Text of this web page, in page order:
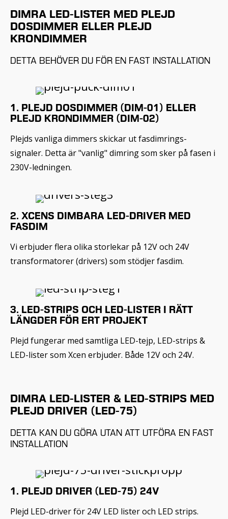
DIMRA LED-LISTER MED PLEJD
DOSDIMMER ELLER PLEJD
KRONDIMMER
DETTA BEHÖVER DU FÖR EN FAST INSTALLATION
1. PLEJD DOSDIMMER (DIM-01) ELLER
PLEJD KRONDIMMER (DIM-02)
Plejds vanliga dimmers skickar ut fasdimrings-
signaler. Detta är "vanlig" dimring som sker på fasen i
230V-ledningen.
2. XCENS DIMBARA LED-DRIVER MED
FASDIM
Vi erbjuder flera olika storlekar på 12V och 24V
transformatorer (drivers) som stödjer fasdim.
3. LED-STRIPS OCH LED-LISTER I RÄTT
LÄNGDER FÖR ERT PROJEKT
Plejd fungerar med samtliga LED-tejp, LED-strips &
LED-lister som Xcen erbjuder. Både 12V och 24V.
DIMRA LED-LISTER & LED-STRIPS MED
PLEJD DRIVER (LED-75)
DETTA KAN DU GÖRA UTAN ATT UTFÖRA EN FAST
INSTALLATION
1. PLEJD DRIVER (LED-75) 24V
Plejd LED-driver för 24V LED lister och LED strips.